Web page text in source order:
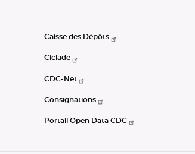
Caisse des Dépôts
Ciclade
CDC-Net
Consignations
Portail Open Data CDC